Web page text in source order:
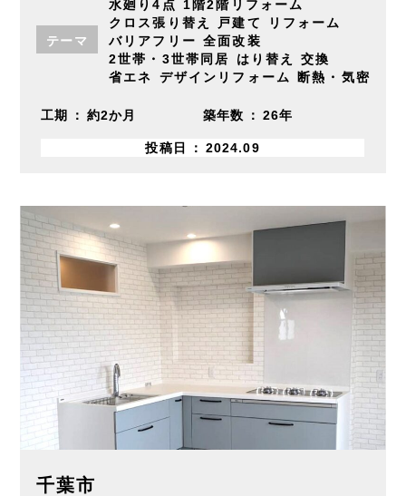
テーマ
水廻り4点 1階2階リフォーム
クロス張り替え
戸建て
リフォーム
バリアフリー 全面改装
2世帯・3世帯同居
はり替え
交換
省エネ
デザインリフォーム 断熱・気密
工期 約2か月 築年数 26年
投稿日 2024.09
千葉市